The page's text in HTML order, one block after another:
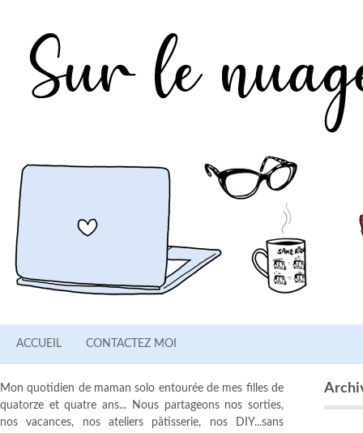
ACCUEIL CONTACTEZ MOI
Mon quotidien de maman solo entourée de mes filles de
quatorze et quatre ans... Nous partageons nos sorties,
nos vacances, nos ateliers pâtisserie, nos DIY...sans